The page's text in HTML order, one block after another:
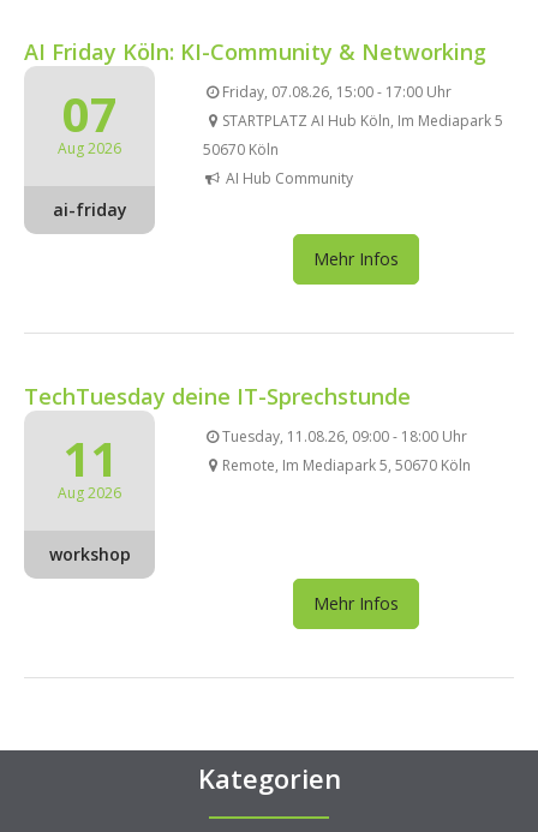
AI Friday Köln: KI-Community & Networking
07
Aug 2026
ai-friday
Friday, 07.08.26, 15:00 - 17:00 Uhr
STARTPLATZ AI Hub Köln, Im Mediapark 5
50670 Köln
AI Hub Community
Mehr Infos
TechTuesday deine IT-Sprechstunde
11
Aug 2026
workshop
Tuesday, 11.08.26, 09:00 - 18:00 Uhr
Remote, Im Mediapark 5, 50670 Köln
Mehr Infos
Kategorien